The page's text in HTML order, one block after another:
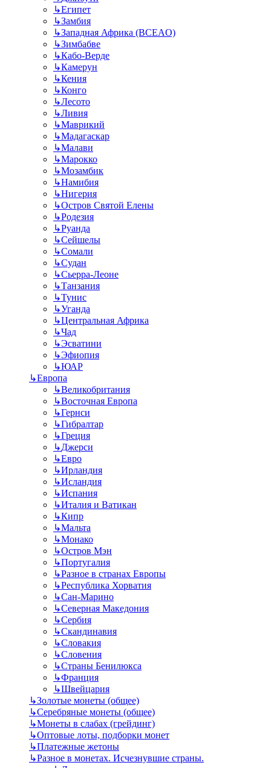
↳Египет
↳Замбия
↳Западная Африка (BCEAO)
↳Зимбабве
↳Кабо-Верде
↳Камерун
↳Кения
↳Конго
↳Лесото
↳Ливия
↳Маврикий
↳Мадагаскар
↳Малави
↳Марокко
↳Мозамбик
↳Намибия
↳Нигерия
↳Остров Святой Елены
↳Родезия
↳Руанда
↳Сейшелы
↳Сомали
↳Судан
↳Сьерра-Леоне
↳Танзания
↳Тунис
↳Уганда
↳Центральная Африка
↳Чад
↳Эсватини
↳Эфиопия
↳ЮАР
↳Европа
↳Великобритания
↳Восточная Европа
↳Гернси
↳Гибралтар
↳Греция
↳Джерси
↳Евро
↳Ирландия
↳Исландия
↳Испания
↳Италия и Ватикан
↳Кипр
↳Мальта
↳Монако
↳Остров Мэн
↳Португалия
↳Разное в странах Европы
↳Республика Хорватия
↳Сан-Марино
↳Северная Македония
↳Сербия
↳Скандинавия
↳Словакия
↳Словения
↳Страны Бенилюкса
↳Франция
↳Швейцария
↳Золотые монеты (общее)
↳Серебряные монеты (общее)
↳Монеты в слабах (грейдинг)
↳Оптовые лоты, подборки монет
↳Платежные жетоны
↳Разное в монетах. Исчезнувшие страны.